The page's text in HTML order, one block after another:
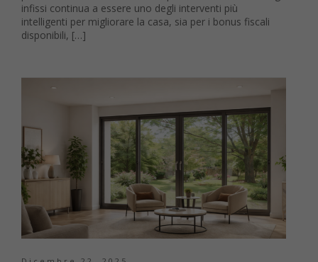
infissi continua a essere uno degli interventi più
intelligenti per migliorare la casa, sia per i bonus fiscali
disponibili, […]